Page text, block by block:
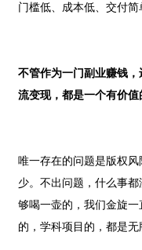
门槛低、成本低、交付简
不管作为一门副业赚钱，
流变现，都是一个有价值
唯一存在的问题是版权
少。不出问题，什么事
够喝一壶的，我们金旋
的，学科项目的，都是无